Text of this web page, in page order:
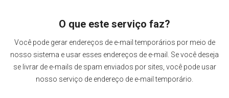
O que este serviço faz?
Você pode gerar endereços de e-mail temporários por meio de
nosso sistema e usar esses endereços de e-mail. Se você deseja
se livrar de e-mails de spam enviados por sites, você pode usar
nosso serviço de endereço de e-mail temporário.